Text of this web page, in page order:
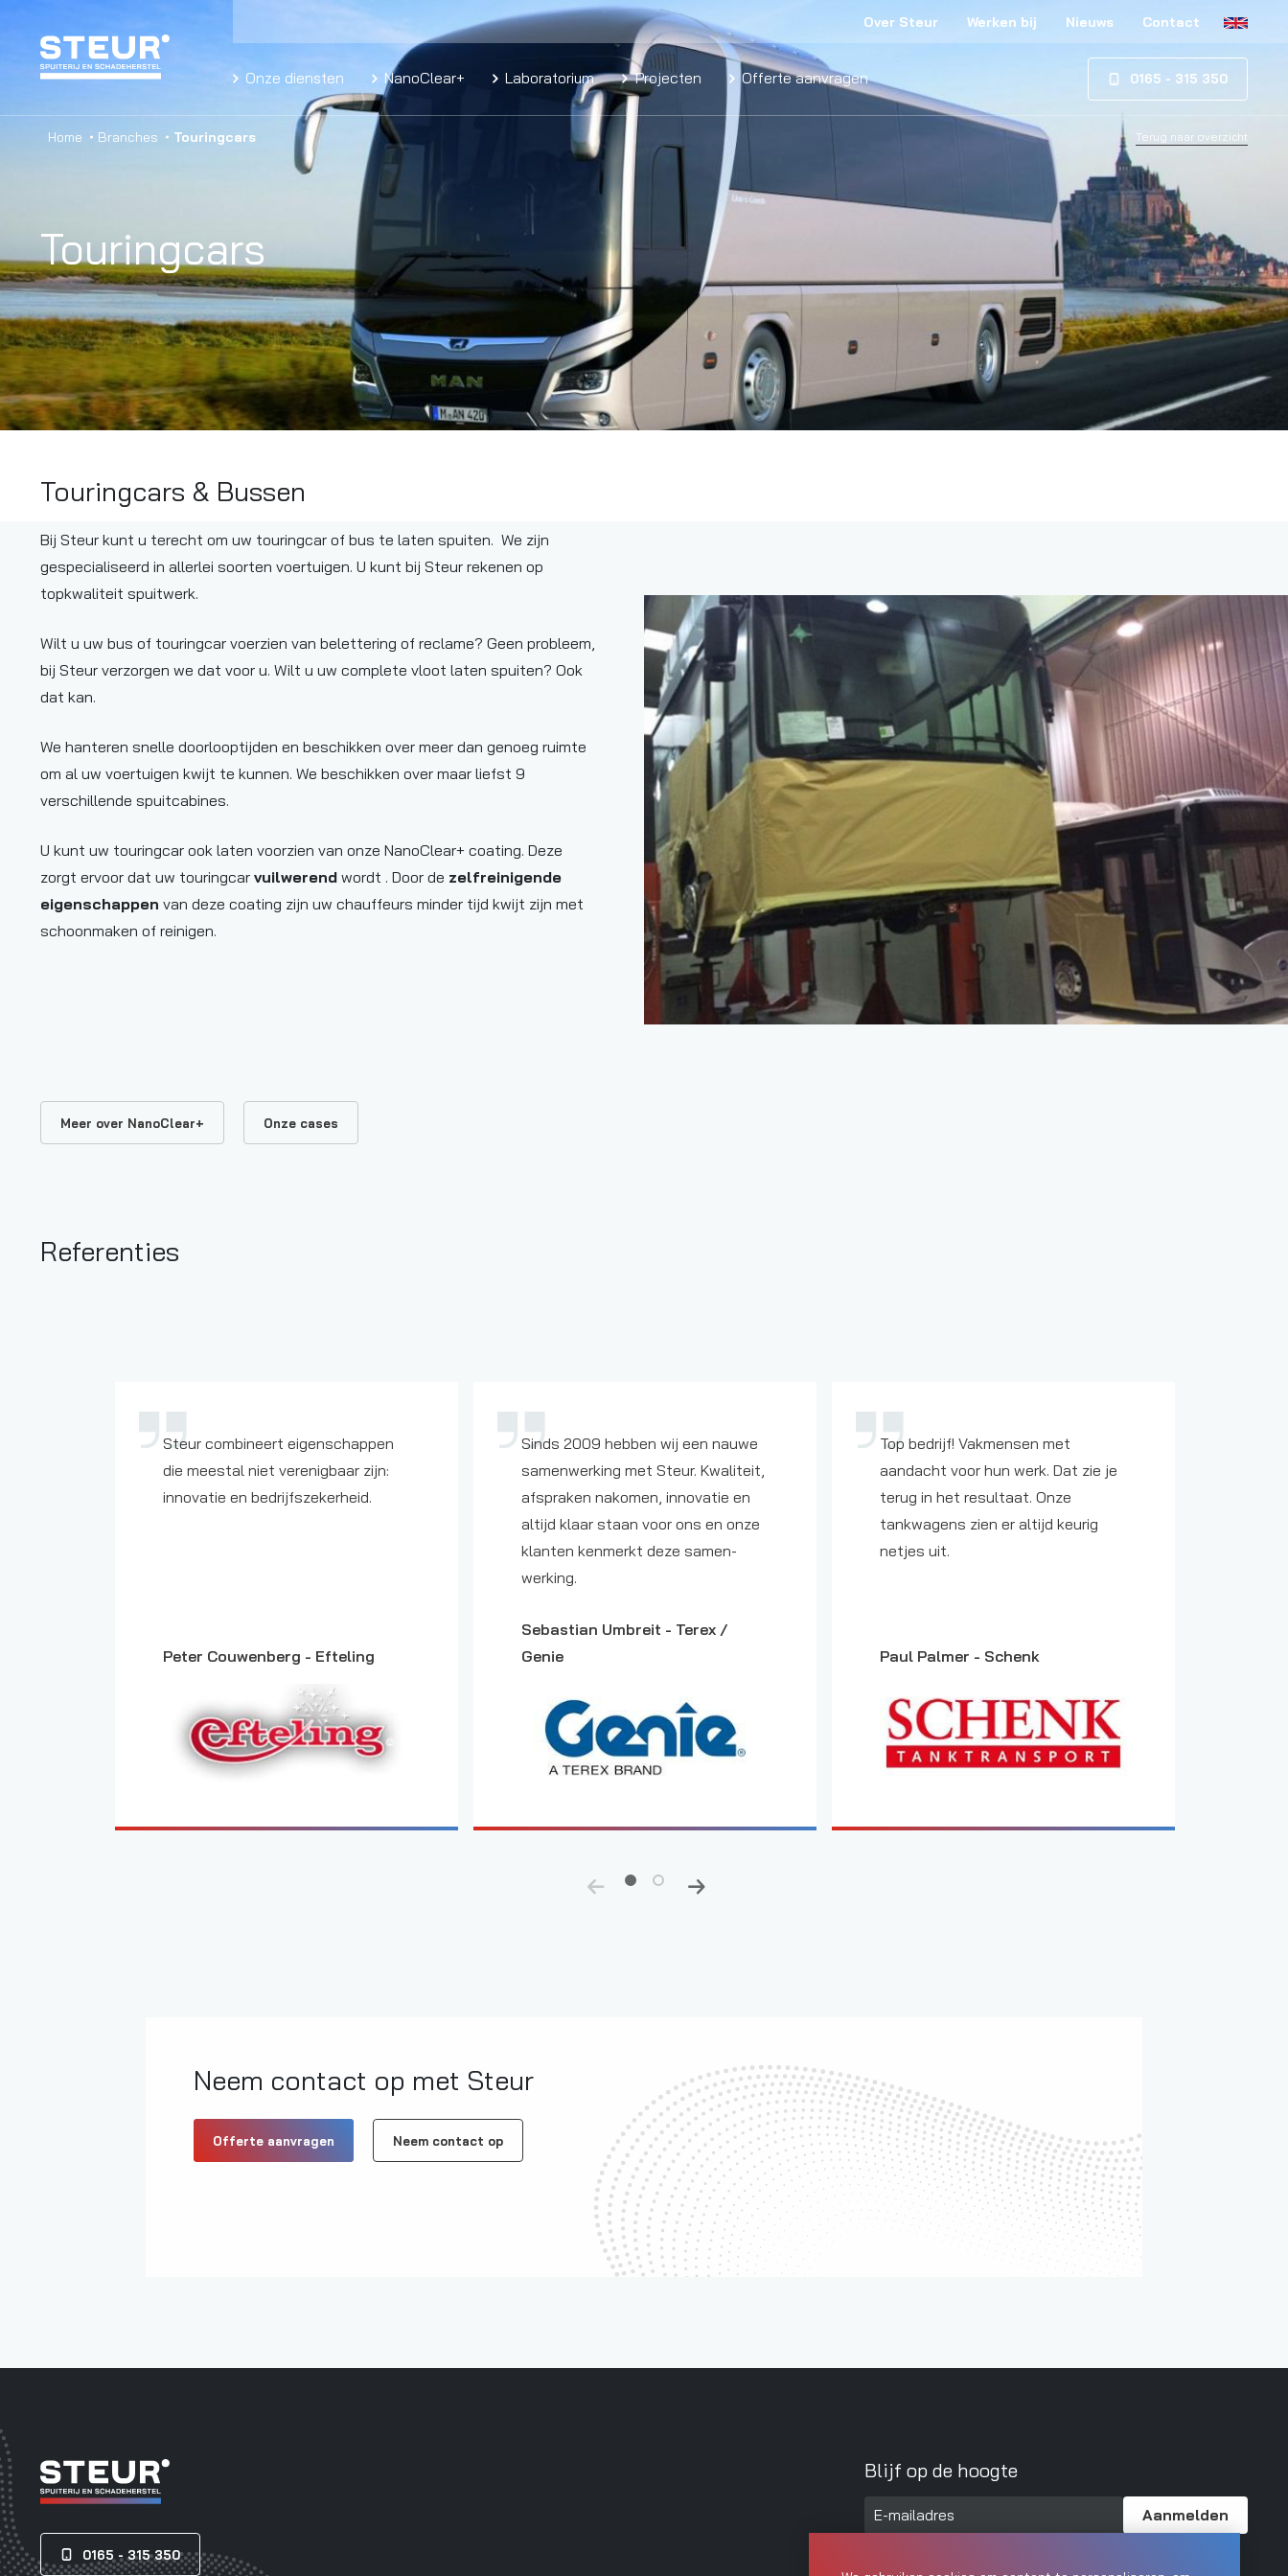
Over Steur Werken bij Nieuws Contact
Onze diensten NanoClear+ Laboratorium Projecten Offerte aanvragen 0165 - 315 350
Home Branches Touringcars Terug naar overzicht
Touringcars
Touringcars & Bussen
Bij Steur kunt u terecht om uw touringcar of bus te laten spuiten. We zijn
gespecialiseerd in allerlei soorten voertuigen. U kunt bij Steur rekenen op
topkwaliteit spuitwerk.
Wilt u uw bus of touringcar voerzien van belettering of reclame? Geen probleem,
bij Steur verzorgen we dat voor u. Wilt u uw complete vloot laten spuiten? Ook
dat kan.
We hanteren snelle doorlooptijden en beschikken over meer dan genoeg ruimte
om al uw voertuigen kwijt te kunnen. We beschikken over maar liefst 9
verschillende spuitcabines.
U kunt uw touringcar ook laten voorzien van onze NanoClear+ coating. Deze
zorgt ervoor dat uw touringcar vuilwerend wordt . Door de zelfreinigende
eigenschappen van deze coating zijn uw chauffeurs minder tijd kwijt zijn met
schoonmaken of reinigen.
Meer over NanoClear+ Onze cases
Referenties
Steur combineert eigenschappen
die meestal niet verenigbaar zijn:
innovatie en bedrijfszekerheid.
Peter Couwenberg - Efteling
Sinds 2009 hebben wij een nauwe
samenwerking met Steur. Kwaliteit,
afspraken nakomen, innovatie en
altijd klaar staan voor ons en onze
klanten kenmerkt deze samen-
werking.
Sebastian Umbreit - Terex /
Genie
Top bedrijf! Vakmensen met
aandacht voor hun werk. Dat zie je
terug in het resultaat. Onze
tankwagens zien er altijd keurig
netjes uit.
Paul Palmer - Schenk
Neem contact op met Steur
Offerte aanvragen Neem contact op
0165 - 315 350
Blijf op de hoogte
Aanmelden